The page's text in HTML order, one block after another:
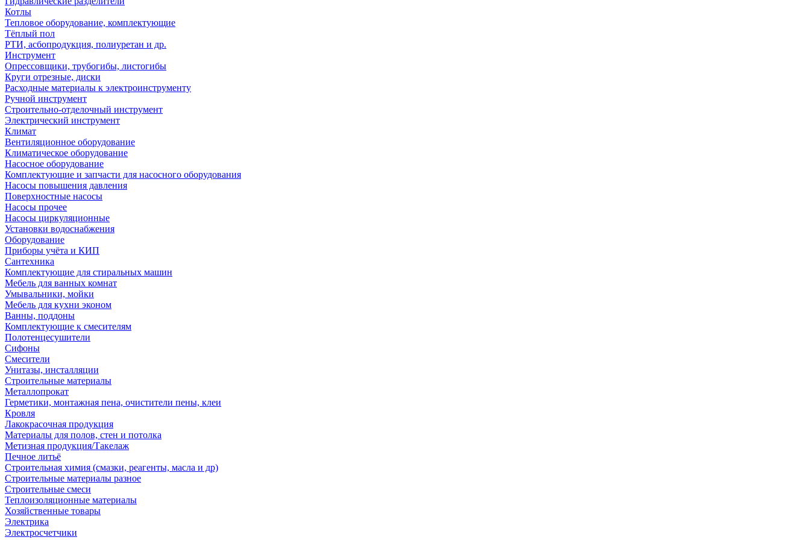
Котлы
Тепловое оборудование, комплектующие
Тёплый пол
РТИ, асбопродукция, полиуретан и др.
Инструмент
Опрессовщики, трубогибы, листогибы
Круги отрезные, диски
Расходные материалы к электроинструменту
Ручной инструмент
Строительно-отделочный инструмент
Электрический инструмент
Климат
Вентиляционное оборудование
Климатическое оборудование
Насосное оборудование
Комплектующие и запчасти для насосного оборудования
Насосы повышения давления
Поверхностные насосы
Насосы прочее
Насосы циркуляционные
Установки водоснабжения
Оборудование
Приборы учёта и КИП
Сантехника
Комплектующие для стиральных машин
Мебель для ванных комнат
Умывальники, мойки
Мебель для кухни эконом
Ванны, поддоны
Комплектующие к смесителям
Полотенцесушители
Сифоны
Смесители
Унитазы, инсталляции
Строительные материалы
Металлопрокат
Герметики, монтажная пена, очистители пены, клеи
Кровля
Лакокрасочная продукция
Материалы для полов, стен и потолка
Метизная продукция/Такелаж
Печное литьё
Строительная химия (смазки, реагенты, масла и др)
Строительные материалы разное
Строительные смеси
Теплоизоляционные материалы
Хозяйственные товары
Электрика
Электросчетчики